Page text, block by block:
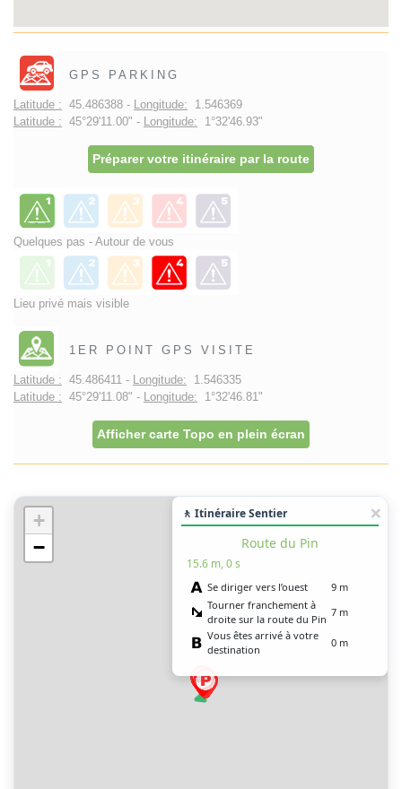
GPS PARKING
Latitude : 45.486388 - Longitude: 1.546369
Latitude : 45°29'11.00" - Longitude: 1°32'46.93"
Préparer votre itinéraire par la route
Quelques pas - Autour de vous
Lieu privé mais visible
1ER POINT GPS VISITE
Latitude : 45.486411 - Longitude: 1.546335
Latitude : 45°29'11.08" - Longitude: 1°32'46.81"
Afficher carte Topo en plein écran
+
−
🚶 Itinéraire Sentier
Route du Pin
15.6 m, 0 s
Se diriger vers l’ouest
9 m
Tourner franchement à
droite sur la route du Pin
7 m
Vous êtes arrivé à votre
destination
0 m